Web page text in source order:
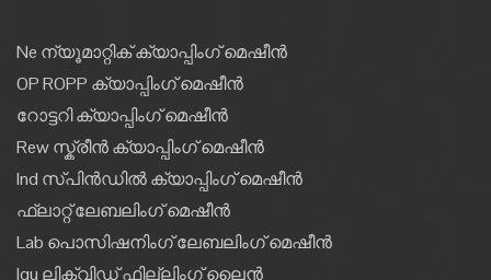
Ne ന്യൂമാറ്റിക് ക്യാപ്പിംഗ് മെഷീൻ
OP ROPP ക്യാപ്പിംഗ് മെഷീൻ
റോട്ടറി ക്യാപ്പിംഗ് മെഷീൻ
Rew സ്ക്രീൻ ക്യാപ്പിംഗ് മെഷീൻ
Ind സ്പിൻഡിൽ ക്യാപ്പിംഗ് മെഷീൻ
ഫ്ലാറ്റ് ലേബലിംഗ് മെഷീൻ
Lab പൊസിഷനിംഗ് ലേബലിംഗ് മെഷീൻ
Iqu ലിക്വിഡ് ഫില്ലിംഗ് ലൈൻ